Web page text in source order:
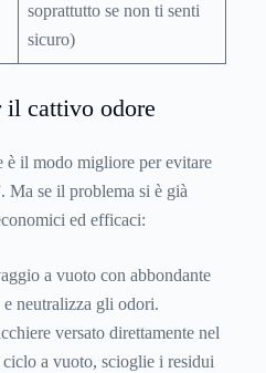
soprattutto se non ti senti
sicuro)
il cattivo odore
è il modo migliore per evitare
Ma se il problema si è già
ed efficaci:
a vuoto con abbondante
e neutralizza gli odori.
versato direttamente nel
a vuoto, scioglie i residui